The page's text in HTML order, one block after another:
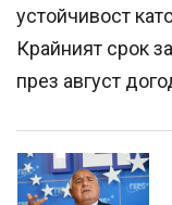
устойчивост
Крайният срок
през август